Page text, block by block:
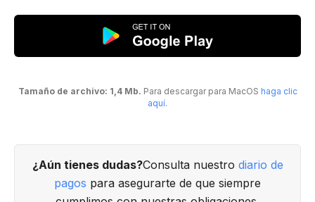
Tamaño de archivo: 1,4 Mb. Para descargar para MacOS haga clic
aquí.
¿Aún tienes dudas?Consulta nuestro diario de
pagos para asegurarte de que siempre